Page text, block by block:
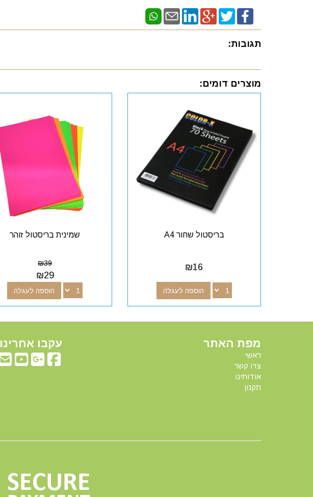
תגובות:
מוצרים דומים:
בריסטול שחור A4
₪16
הוספה לעגלה
שמינית בריסטול זוהר
₪39
₪29
הוספה לעגלה
מפת האתר
ראשי
צרו קשר
אודותינו
תקנון
עקבו אחרינו